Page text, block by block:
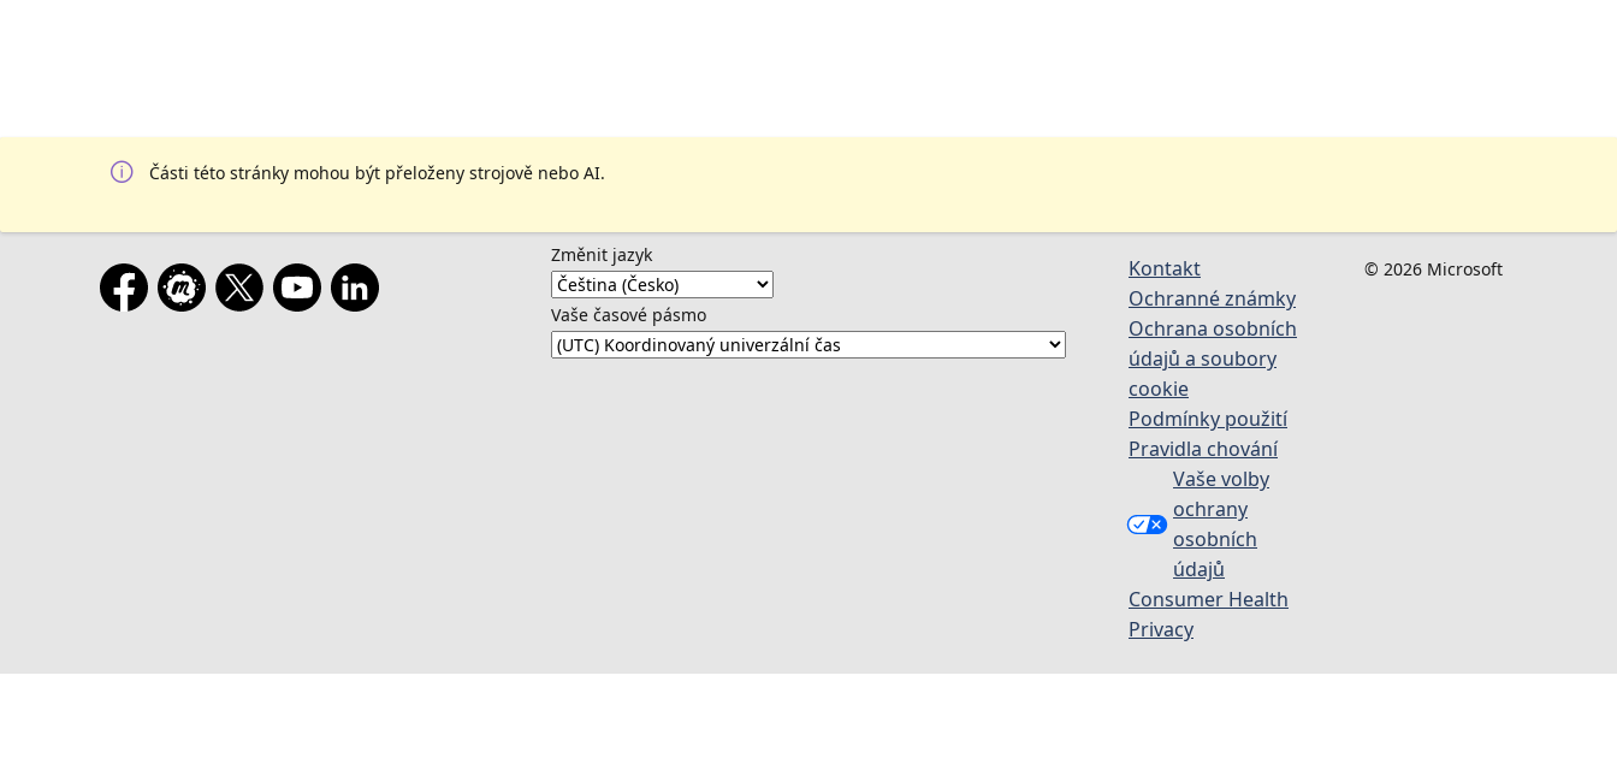
Části této stránky mohou být přeloženy strojově nebo AI.
Změnit jazyk
Vaše časové pásmo
Kontakt
Ochranné známky
Ochrana osobních
údajů a soubory
cookie
Podmínky použití
Pravidla chování
Vaše volby
ochrany
osobních
údajů
Consumer Health
Privacy
© 2026 Microsoft